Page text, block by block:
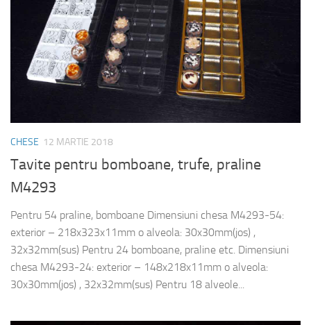
CHESE 12 MARTIE 2018
Tavite pentru bomboane, trufe, praline
M4293
Pentru 54 praline, bomboane Dimensiuni chesa M4293-54:
exterior – 218x323x11mm o alveola: 30x30mm(jos) ,
32x32mm(sus) Pentru 24 bomboane, praline etc. Dimensiuni
chesa M4293-24: exterior – 148x218x11mm o alveola:
30x30mm(jos) , 32x32mm(sus) Pentru 18 alveole...